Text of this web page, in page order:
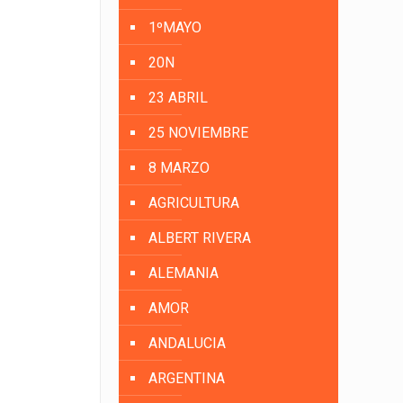
1ºMAYO
20N
23 ABRIL
25 NOVIEMBRE
8 MARZO
AGRICULTURA
ALBERT RIVERA
ALEMANIA
AMOR
ANDALUCIA
ARGENTINA